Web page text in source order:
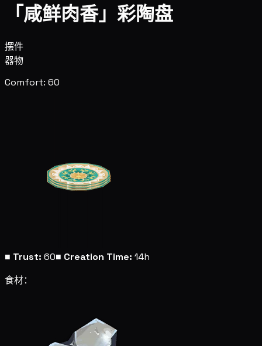
「咸鲜肉香」彩陶盘
摆件
器物
Comfort: 60
■ Trust: 60■ Creation Time: 14h
食材：